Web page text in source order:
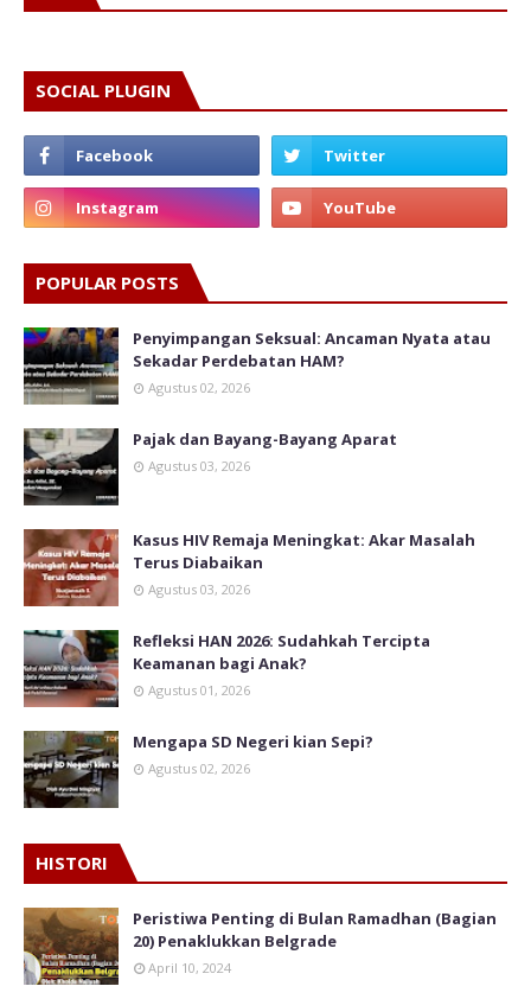
SOCIAL PLUGIN
POPULAR POSTS
Penyimpangan Seksual: Ancaman Nyata atau
Sekadar Perdebatan HAM?
Agustus 02, 2026
Pajak dan Bayang-Bayang Aparat
Agustus 03, 2026
Kasus HIV Remaja Meningkat: Akar Masalah
Terus Diabaikan
Agustus 03, 2026
Refleksi HAN 2026: Sudahkah Tercipta
Keamanan bagi Anak?
Agustus 01, 2026
Mengapa SD Negeri kian Sepi?
Agustus 02, 2026
HISTORI
Peristiwa Penting di Bulan Ramadhan (Bagian
20) Penaklukkan Belgrade
April 10, 2024